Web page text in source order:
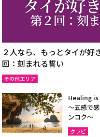
２人なら、もっとタイが好
回：刻まれる誓い
その他エリア
Healing
～五感で
ンコク～
クラビ